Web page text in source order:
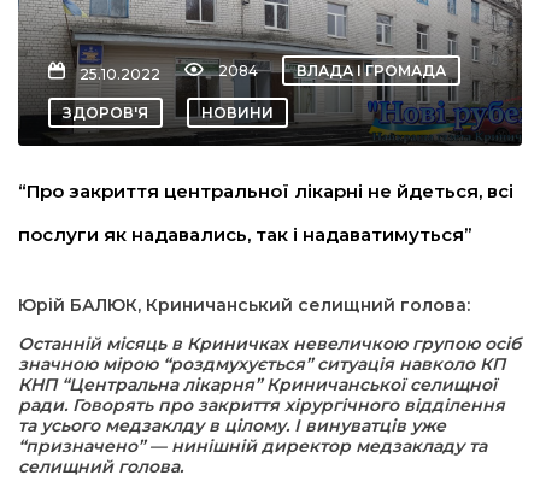
не буває
Відповідаємо
25.10.2022 2084 ВЛАДА І ГРОМАДА
ЗДОРОВ'Я НОВИНИ
“Про закриття центральної лікарні не йдеться, всі
послуги як надавались, так і надаватимуться”
Юрій БАЛЮК, Криничанський селищний голова:
Останній місяць в Криничках невеличкою групою осіб
значною мірою “роздмухується” ситуація навколо КП
КНП “Центральна лікарня” Криничанської селищної
ради. Говорять про закриття хірургічного відділення
та усього медзаклду в цілому. І винуватців уже
“призначено” — нинішній директор медзакладу та
селищний голова.